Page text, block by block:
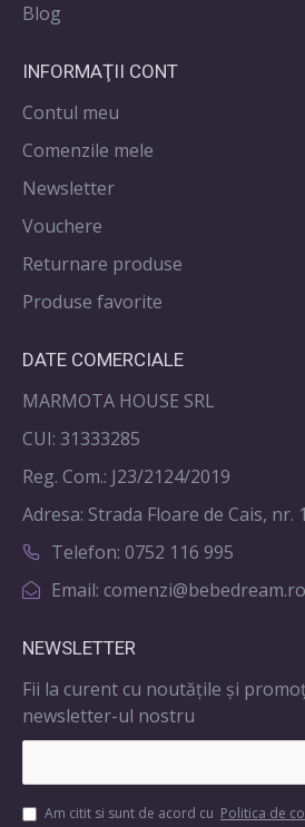
Blog
INFORMAŢII CONT
Contul meu
Comenzile mele
Newsletter
Vouchere
Returnare produse
Produse favorite
DATE COMERCIALE
MARMOTA HOUSE SRL
CUI: 31333285
Reg. Com.: J23/2124/2019
Adresa: Strada Floare de Cais,
Telefon: 0752 116 995
Email: comenzi@bebedream.ro
NEWSLETTER
Fii la curent cu noutățile și
newsletter-ul nostru
Am citit si sunt de acord cu Politica de